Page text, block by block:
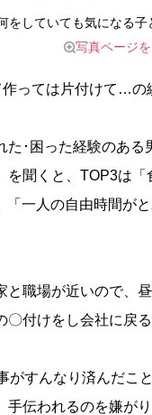
をしていても気になる子
写真ページ
っては片付けて…の
･困った経験のある
を聞くと、TOP3は
一人の自由時間が
と職場が近いので、
付けをし会社に戻
がすんなり済んだこ
手伝われるのを嫌が